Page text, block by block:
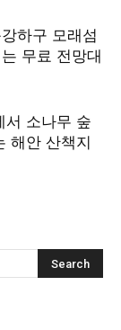
하구 모래섬
무료 전망대
서 소나무 숲
해안 산책지